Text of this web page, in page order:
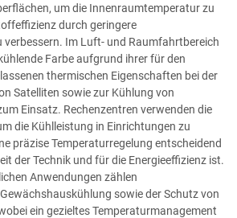
um die Innenraumtemperatur zu
durch geringere
verbessern. Im Luft- und Raumfahrtbereich
Farbe aufgrund ihrer für den
thermischen Eigenschaften bei der
Satelliten sowie zur Kühlung von
Einsatz. Rechenzentren verwenden die
die Kühlleistung in Einrichtungen zu
präzise Temperaturregelung entscheidend
der Technik und für die Energieeffizienz ist.
Anwendungen zählen
sowie der Schutz von
ein gezieltes Temperaturmanagement